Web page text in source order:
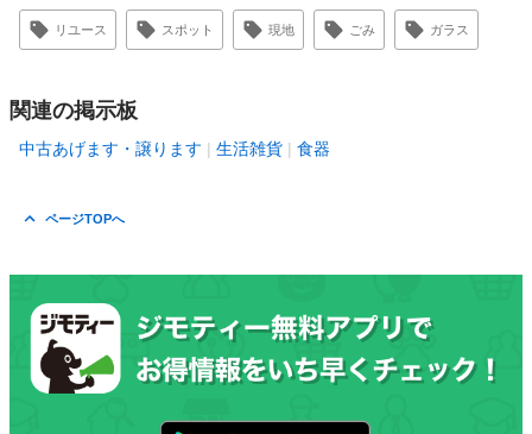
リユース スポット 現地 ごみ ガラス
関連の掲示板
中古あげます・譲ります 生活雑貨 食器
ページTOPへ